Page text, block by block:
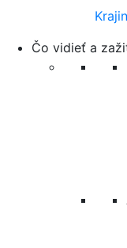
Čo vidieť a